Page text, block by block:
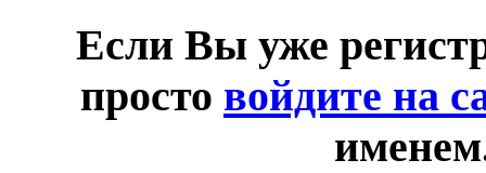
Если Вы уже
просто войдите на